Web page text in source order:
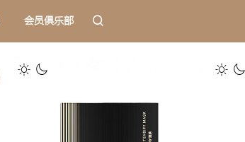
会员俱乐部